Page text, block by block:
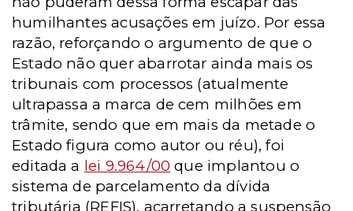
humilhantes acusações em juízo. Por essa
razão, reforçando o argumento de que o
Estado não quer abarrotar ainda mais os
tribunais com processos (atualmente
ultrapassa a marca de cem milhões em
trâmite, sendo que em mais da metade o
Estado figura como autor ou réu), foi
editada a lei 9.964/00 que implantou o
sistema de parcelamento da dívida
tributária (REFIS), acarretando a suspensão